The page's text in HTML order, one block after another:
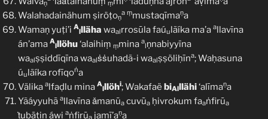
ṇ ṃ
Walahadainähum ṣiröṭoṇ
a ṃmustaqīmaṇa
Wamaṇ yuṭi’i A
llläha waalrrosūla faúulãíka ma’a allavīna
án’ama A
lllöhu‘alaihiṃ ṃmina a
lṇnabiyyïna
waalṣṣiddīqīna waalṡṡuhadã-i waalṣṣöliḥīna; Waḥasuna
úulãíka rofīqoṅa
Välika alfaḍlu mina A
lllöhi; Wakafaë biAlllähi‘alīmaṇa
Yãáyyuhā allavīna ǎmanūa cuvūa ḥivrokum faaṅfirūa
ṫubātin áwi aṅfirū jamī’aṇa